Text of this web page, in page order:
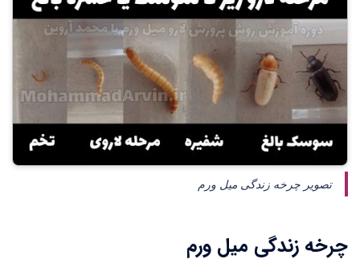
تصویر چرخه زندگی میل ورم
چرخه زندگی میل ورم